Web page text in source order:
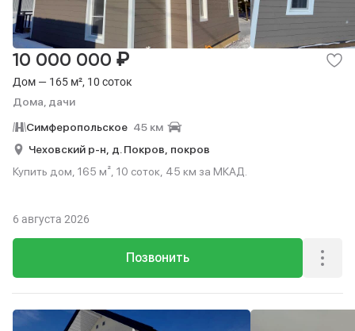
Дом — 165 м², 10 соток
Дома, дачи
10 000 000 ₽
Симферопольское 45 км
Чеховский р-н, д. Покров, покров
Купить дом, 165 м², 10 соток, 45 км за МКАД.
Позвонить
6 августа 2026